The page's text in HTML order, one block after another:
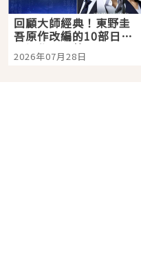
回顧大師經典！東野圭
吾原作改編的10部日本
影視作品推薦
2026年07月28日